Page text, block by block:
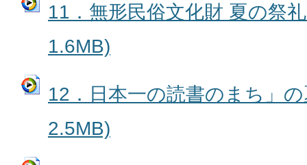
11．無形民俗文化財 夏の祭
1.6MB)
12．日本一の読書のまち」
2.5MB)